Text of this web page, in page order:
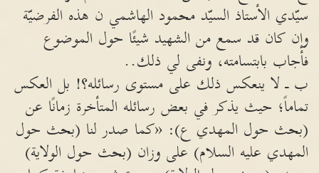
سيّدي الأستاذ السيّد محمود الهاشمي ن هذه الفرضيّة
وإن كان قد سمع من الشهيد شيئًا حول الموضوع
فأجاب بابتسامته، ونفى لي ذلك..
ب ـ لا ينعكس ذلك على مستوى رسائله؟! بل العكس
تماماً؛ حيث يذكر في بعض رسائله المتأخرة زمانًا عن
(بحث حول المهدي ع): «كما صدر لنا (بحث حول
المهدي عليه السلام) على وزان (بحث حول الولاية)